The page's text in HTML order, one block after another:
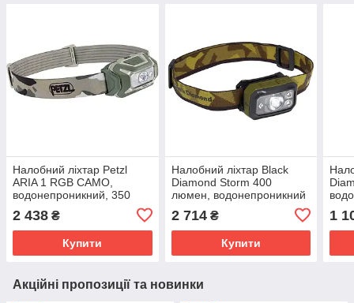
Налобний ліхтар Petzl
ARIA 1 RGB CAMO,
водонепроникний, 350
люмен для полювання та
риболовлі.
2 438 ₴
Купити
Налобний ліхтар Black
Diamond Storm 400
люмен, водонепроникний
потужний.
2 714₴
Купити
1
Акційні пропозиції та новинки